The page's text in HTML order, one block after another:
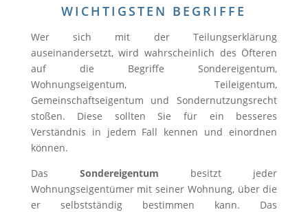
WICHTIGSTEN BEGRIFFE
Wer sich mit der Teilungserklärung
auseinandersetzt, wird wahrscheinlich des Öfteren
auf die Begriffe Sondereigentum,
Wohnungseigentum, Teileigentum,
Gemeinschaftseigentum und Sondernutzungsrecht
stoßen. Diese sollten Sie für ein besseres
Verständnis in jedem Fall kennen und einordnen
können.
Das Sondereigentum besitzt jeder
Wohnungseigentümer mit seiner Wohnung, über die
er selbstständig bestimmen kann. Das